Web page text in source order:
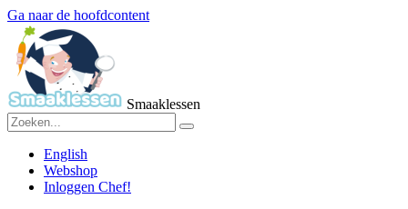
Ga naar de hoofdcontent
Smaaklessen
English
Webshop
Inloggen Chef!